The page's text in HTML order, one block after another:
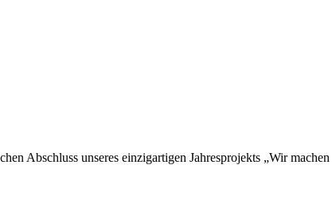
Abschluss unseres einzigartigen Jahresprojekts „Wir machen